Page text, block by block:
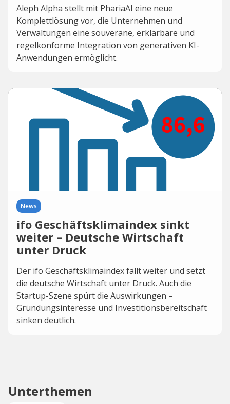
Aleph Alpha stellt mit PhariaAI eine neue
Komplettlösung vor, die Unternehmen und
Verwaltungen eine souveräne, erklärbare und
regelkonforme Integration von generativen KI-
Anwendungen ermöglicht.
News
ifo Geschäftsklimaindex sinkt
weiter – Deutsche Wirtschaft
unter Druck
Der ifo Geschäftsklimaindex fällt weiter und setzt
die deutsche Wirtschaft unter Druck. Auch die
Startup-Szene spürt die Auswirkungen –
Gründungsinteresse und Investitionsbereitschaft
sinken deutlich.
Unterthemen